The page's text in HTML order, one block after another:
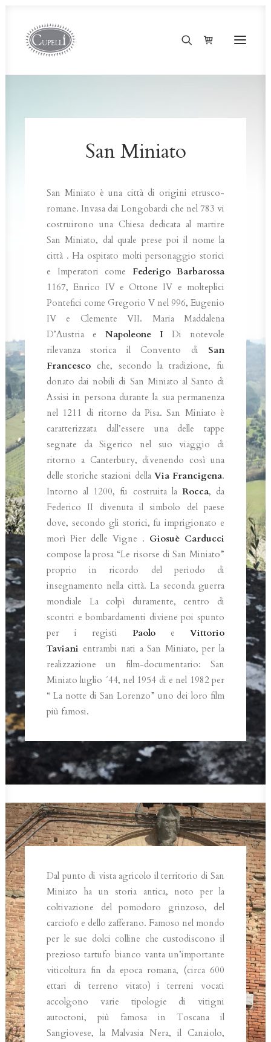
San Miniato
San Miniato è una città di origini etrusco-
romane. Invasa dai Longobardi che nel 783 vi
costruirono una Chiesa dedicata al martire
San Miniato, dal quale prese poi il nome la
città . Ha ospitato molti personaggio storici
e Imperatori come Federigo Barbarossa
1167, Enrico IV e Ottone IV e molteplici
Pontefici come Gregorio V nel 996, Eugenio
IV e Clemente VII. Maria Maddalena
D’Austria e Napoleone I Di notevole
rilevanza storica il Convento di San
Francesco che, secondo la tradizione, fu
donato dai nobili di San Miniato al Santo di
Assisi in persona durante la sua permanenza
nel 1211 di ritorno da Pisa. San Miniato è
caratterizzata dall’essere una delle tappe
segnate da Sigerico nel suo viaggio di
ritorno a Canterbury, divenendo così una
delle storiche stazioni della Via Francigena.
Intorno al 1200, fu costruita la Rocca, da
Federico II divenuta il simbolo del paese
dove, secondo gli storici, fu imprigionato e
morì Pier delle Vigne . Giosuè Carducci
compose la prosa “Le risorse di San Miniato”
proprio in ricordo del periodo di
insegnamento nella città. La seconda guerra
mondiale La colpì duramente, centro di
scontri e bombardamenti diviene poi spunto
per i registi Paolo e Vittorio
Taviani entrambi nati a San Miniato, per la
realizzazione un film-documentario: San
Miniato luglio ´44, nel 1954 di e nel 1982 per
“ La notte di San Lorenzo” uno dei loro film
più famosi.
Dal punto di vista agricolo il territorio di San
Miniato ha un storia antica, noto per la
coltivazione del pomodoro grinzoso, del
carciofo e dello zafferano. Famoso nel mondo
per le sue dolci colline che custodiscono il
prezioso tartufo bianco vanta un’importante
viticoltura fin da epoca romana, (circa 600
ettari di terreno vitato) i terreni vocati
accolgono varie tipologie di vitigni
autoctoni, più famosa in Toscana il
Sangiovese, la Malvasia Nera, il Canaiolo,